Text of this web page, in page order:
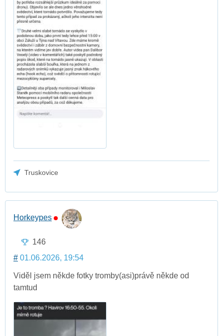
Truskovice
Horkeypes
146
# 01.06.2026, 19:54
Viděl jsem někde fotky tromby(asi)právě někde od
tamtud